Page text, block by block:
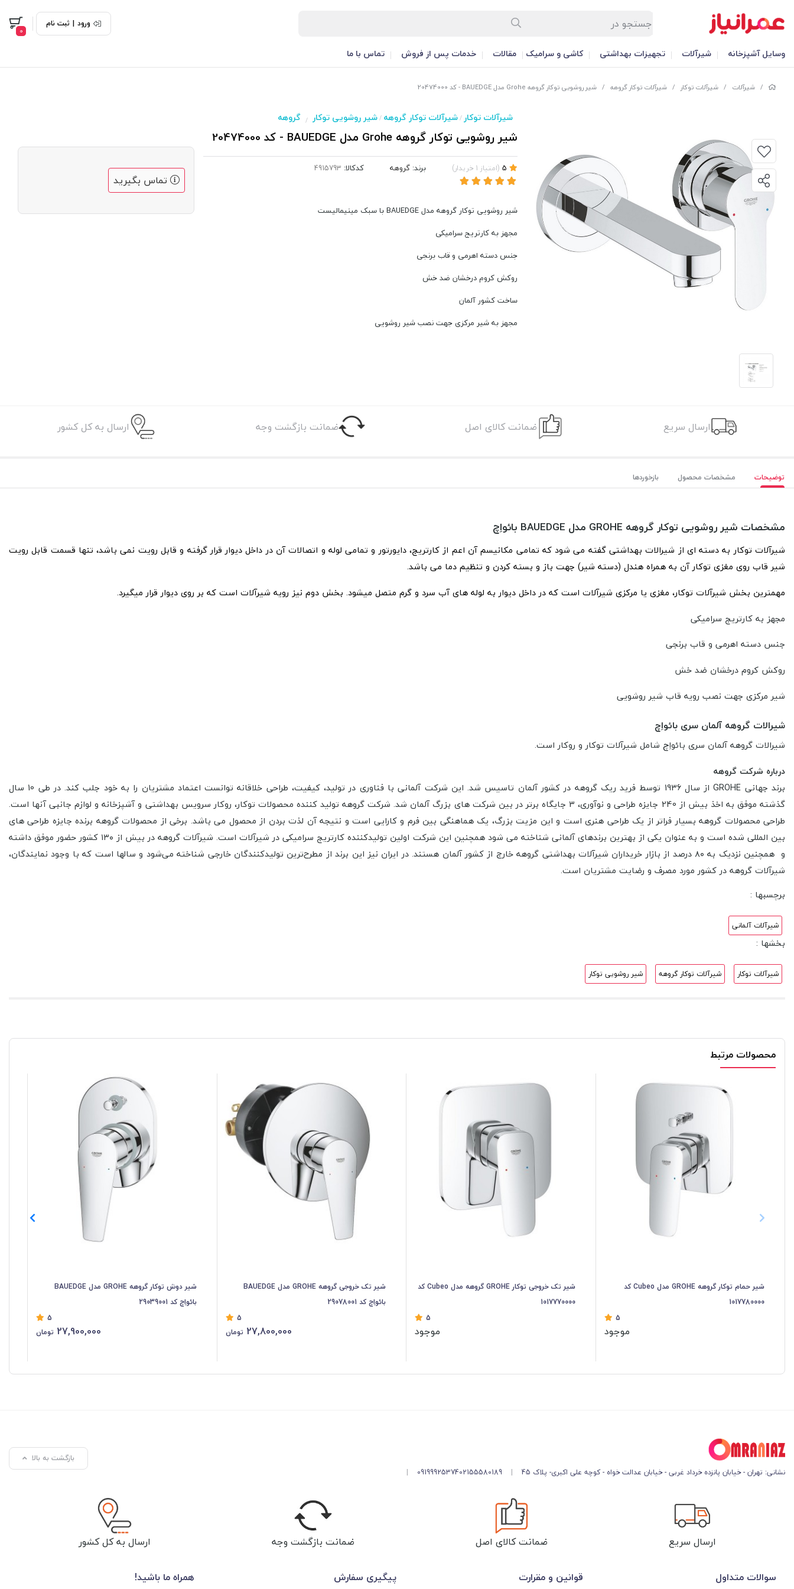
ورود | ثبت نام
0
وسایل آشپزخانه شیرآلات تجهیزات بهداشتی کاشی و سرامیک مقالات خدمات پس از فروش تماس با ما
/ شیرآلات / شیرآلات توکار / شیرآلات توکار گروهه / شیر روشویی توکار گروهه Grohe مدل BAUEDGE - کد 20474000
شیرآلات توکار/شیرآلات توکار گروهه /شیر روشویی توکار / گروهه
شیر روشویی توکار گروهه Grohe مدل BAUEDGE - کد 20474000
(امتیاز 1 خریدار) برند: گروهه کدکالا:
شیر روشویی توکار گروهه مدل BAUEDGE با سبک مینیمالیست
مجهز به کارتریج سرامیکی
جنس دسته اهرمی و قاب برنجی
روکش کروم درخشان ضد خش
ساخت کشور آلمان
مجهز به شیر مرکزی جهت نصب شیر روشویی
تماس بگیرید
ارسال سریع ضمانت کالای اصل ضمانت بازگشت وجه ارسال به کل کشور
توضیحات مشخصات محصول بازخوردها
مشخصات شیر روشویی توکار گروهه GROHE مدل BAUEDGE بائواِچ
شیرآلات توکاربه دسته ای از شیرالات بهداشتی گفته می شود که تمامی مکانیسم آن اعم از کارتریج، دایورتور و تمامی لوله و اتصالات آن در داخل دیوار قرار گرفته و قابل رویت نمی باشد، تنها قسمت قابل رویت
شیر قاب روی مغزی توکار آن به همراه هندل (دسته شیر) جهت باز و بسته کردن و تنظیم دما می باشد.
مهمترین بخش شیرآلات توکار، مغزی یا مرکزی شیرآلات است که در داخل دیوار به لوله های آب سرد و گرم متصل میشود. بخش دوم نیز رویه شیرآلات است که بر روی دیوار قرار میگیرد.
مجهز به کارتریج سرامیکی
جنس دسته اهرمی و قاب برنجی
روکش کروم درخشان ضد خش
شیر مرکزی جهت نصب رویه قاب شیر روشویی
شیرالات گروهه آلمان سری بائواِچ
شیرالات گروهه آلمان سری بائواِچ شامل شیرآلات توکار و روکار است.
درباره شرکت گروهه
برند جهانی GROHE از سال 1936 توسط فرید ریک گروهه در کشور آلمان تاسیس شد. این شرکت آلمانی با فناوری در تولید، کیفیت، طراحی خلاقانه توانست اعتماد مشتریان را به خود جلب کند. در طی 10 سال
گذشته موفق به اخذ بیش از 240 جایزه طراحی و نوآوری، 3 جایگاه برتر در بین شرکت های بزرگ آلمان شد. شرکت گروهه تولید کننده محصولات توکار، روکار سرویس بهداشتی و آشپزخانه و لوازم جانبی آنها است.
طراحی محصولات گروهه بسیار فراتر از یک طراحی هنری است و این مزیت بزرگ، یک هماهنگی بین فرم و کارایی است و نتیجه آن لذت بردن از محصول می باشد. برخی از محصولات گروهه برنده جایزه طراحی های
بین المللی شده است و به عنوان یکی از بهترین برندهای آلمانی شناخته می شود همچنین این شرکت اولین تولیدکننده کارتریج سرامیکی در شیرآلات است. شیرآلات گروهه در بیش از ۱۳۰ کشور حضور موفق داشته
و همچنین نزدیک به ۸۰ درصد از بازار خریداران شیرآلات بهداشتی گروهه خارج از کشور آلمان هستند. در ایران نیز این برند از مطرح‌ترین تولیدکنندگان خارجی شناخته می‌شود و سالها است که با وجود نمایندگان،
شیرآلات گروهه در کشور مورد مصرف و رضایت مشتریان است.
برچسبها :
شیرآلات آلمانی
بخشها :
شیرآلات توکار شیرآلات توکار گروهه شیر روشویی توکار
محصولات مرتبط
شیر حمام توکار گروهه GROHE مدل Cubeo کد
1017780000
5
موجود
شیر تک خروجی توکار GROHE گروهه مدل Cubeo کد
1017770000
5
موجود
شیر تک خروجی گروهه GROHE مدل BAUEDGE
بائواِچ کد 29078001
5
27,800,000 تومان
شیر دوش توکار گروهه GROHE مدل BAUEDGE
بائواِچ کد 29039001
5
27,900,000 تومان
نشانی: تهران - خیابان پانزده خرداد غربی - خیابان عدالت خواه - کوچه علی اکبری- پلاک 45 |
02155580189
09199925374
|
بازگشت به بالا
ارسال سریع ضمانت کالای اصل ضمانت بازگشت وجه ارسال به کل کشور
سوالات متداول قوانین و مقرارت پیگیری سفارش همراه ما باشید!